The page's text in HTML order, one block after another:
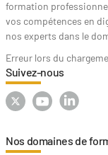
formation
vos compétences en
nos experts dans le
Erreur lors du
Suivez-nous
Nos domaines de